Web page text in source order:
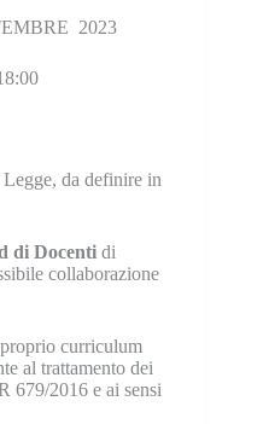
2023
da definire in
di Docenti di
collaborazione
curriculum
al trattamento dei
679/2016 e ai sensi